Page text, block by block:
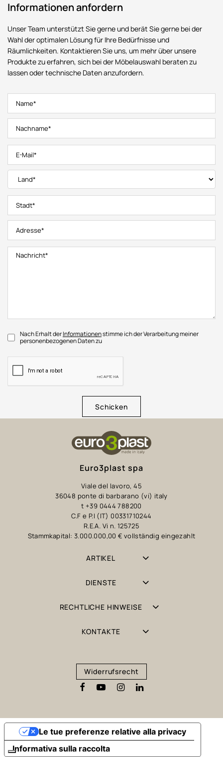
Informationen anfordern
Unser Team unterstützt Sie gerne und berät Sie gerne bei der
Wahl der optimalen Lösung für Ihre Bedürfnisse und
Räumlichkeiten. Kontaktieren Sie uns, um mehr über unsere
Produkte zu erfahren, sich bei der Möbelauswahl beraten zu
lassen oder technische Daten anzufordern.
Nach Erhalt derInformationenstimme ich der Verarbeitung meiner
personenbezogenen Daten zu
Schicken
Euro3plast spa
Viale del lavoro, 45
36048 ponte di barbarano (vi) italy
t +39 0444 788200
C.F e P.I (IT) 00331710244
R.E.A. Vi n. 125725
Stammkapital: 3.000.000,00 € vollständig eingezahlt
ARTIKEL
DIENSTE
RECHTLICHE HINWEISE
KONTAKTE
Widerrufsrecht
Informativa sulla raccolta
Le tue preferenze relative alla privacy